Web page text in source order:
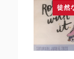
徒然